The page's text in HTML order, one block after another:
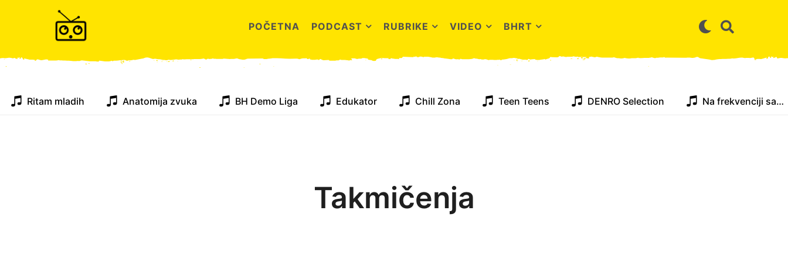
POČETNA PODCAST RUBRIKE VIDEO BHRT
Ritam mladih Anatomija zvuka BH Demo Liga Edukator Chill Zona Teen Teens DENRO Selection Na frekvenciji sa…
Takmičenja